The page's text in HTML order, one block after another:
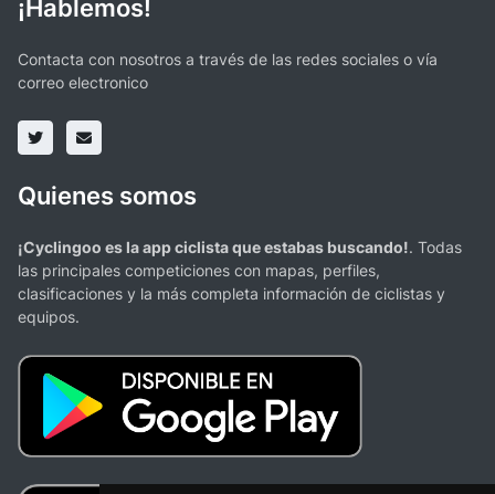
¡Hablemos!
Contacta con nosotros a través de las redes sociales o vía
correo electronico
Quienes somos
¡Cyclingoo es la app ciclista que estabas buscando!. Todas
las principales competiciones con mapas, perfiles,
clasificaciones y la más completa información de ciclistas y
equipos.